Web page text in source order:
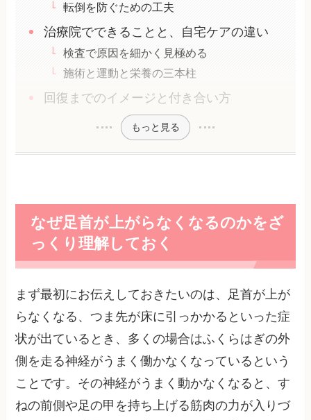
転倒を防ぐための工夫
治療院でできることと、自宅ケアの違い
検査で原因を細かく見極める
施術と運動と栄養の三本柱
回復までのイメージと付き合い方
もっと見る
なぜ足首が上がらなくなるのかをざ
っくり理解しておく
まず最初にお伝えしておきたいのは、足首が上が
らなくなる、つま先が床に引っかかるといった症
状が出ているとき、多くの場合はふくらはぎの外
側を走る神経がうまく働かなくなっているという
ことです。その神経がうまく動かなくなると、す
ねの前側や足の甲を持ち上げる筋肉の力が入りづ